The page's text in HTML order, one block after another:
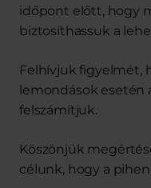
időpont előtt, hogy
biztosíthassuk a
Felhívjuk figyelmét,
lemondások esetén
felszámítjuk.
Köszönjük
célunk, hogy a